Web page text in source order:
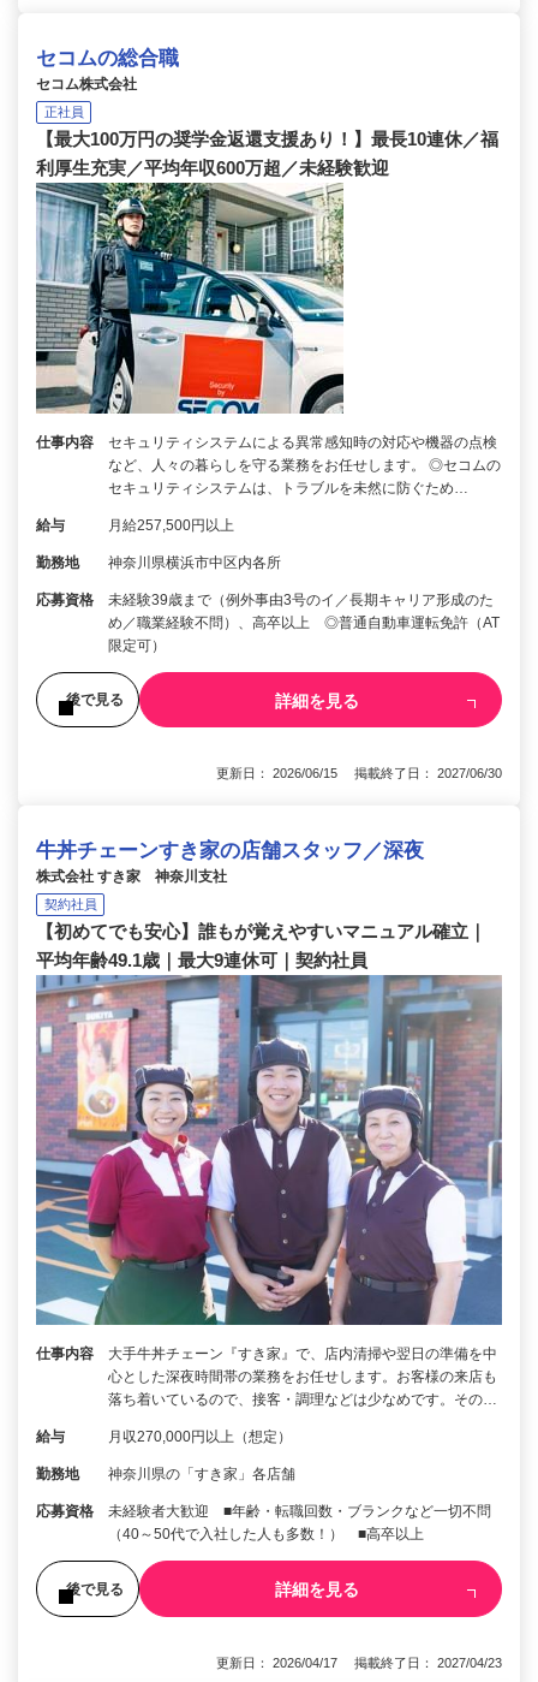
セコムの総合職
セコム株式会社
正社員
【最大100万円の奨学金返還支援あり！】最長10連休／福
利厚生充実／平均年収600万超／未経験歓迎
仕事内容
セキュリティシステムによる異常感知時の対応や機器の点検
など、人々の暮らしを守る業務をお任せします。 ◎セコムの
セキュリティシステムは、トラブルを未然に防ぐため…
給与 月給257,500円以上
勤務地 神奈川県横浜市中区内各所
応募資格
未経験39歳まで（例外事由3号のイ／長期キャリア形成のた
め／職業経験不問）、高卒以上 ◎普通自動車運転免許（AT
限定可）
後で見る 詳細を見る
更新日： 2026/06/15 掲載終了日： 2027/06/30
牛丼チェーンすき家の店舗スタッフ／深夜
株式会社 すき家 神奈川支社
契約社員
【初めてでも安心】誰もが覚えやすいマニュアル確立｜
平均年齢49.1歳｜最大9連休可｜契約社員
仕事内容
大手牛丼チェーン『すき家』で、店内清掃や翌日の準備を中
心とした深夜時間帯の業務をお任せします。お客様の来店も
落ち着いているので、接客・調理などは少なめです。その…
給与 月収270,000円以上（想定）
勤務地 神奈川県の「すき家」各店舗
応募資格
未経験者大歓迎 ■年齢・転職回数・ブランクなど一切不問
（40～50代で入社した人も多数！） ■高卒以上
後で見る 詳細を見る
更新日： 2026/04/17 掲載終了日： 2027/04/23